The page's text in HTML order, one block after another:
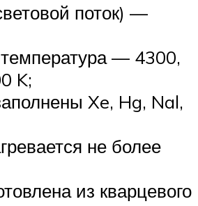
поток) —
— 4300,
K;
Xe, Hg, Nal,
не более
из кварцевого